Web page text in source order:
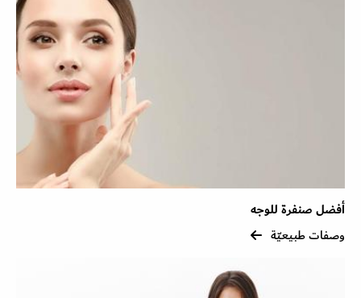
أفضل صنفرة للوجه
وصفات طبيعيّة